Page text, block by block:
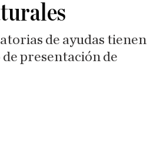
de ayudas tienen
presentación de